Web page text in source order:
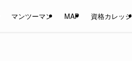
マンツーマン MAP 資格カレッジ